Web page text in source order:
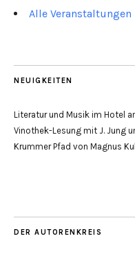
Alle Veranstaltungen
NEUIGKEITEN
Literatur und Musik im Hotel
Vinothek-Lesung mit J. Jung
Krummer Pfad von Magnus
DER AUTORENKREIS